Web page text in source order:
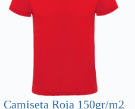
Camiseta Roja 150gr/m2